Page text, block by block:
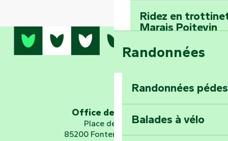
Ridez en
Marais Poitevin
Embarquez pour
Explorez
d’orientation «
Randonnées
Randonnées
Balades à vélo
Office de tourisme
Place de Verdun
85200 Fontenay-le-Comte